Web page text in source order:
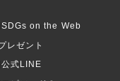
SDGs on the Web
レゼント
公式LINE